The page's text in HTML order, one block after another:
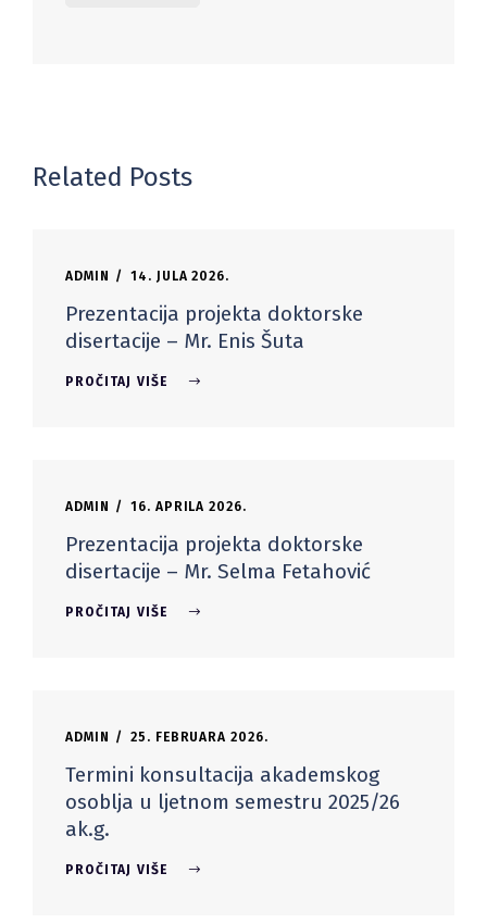
Related Posts
ADMIN 14. JULA 2026.
Prezentacija projekta doktorske
disertacije – Mr. Enis Šuta
PROČITAJ VIŠE
ADMIN 16. APRILA 2026.
Prezentacija projekta doktorske
disertacije – Mr. Selma Fetahović
PROČITAJ VIŠE
ADMIN 25. FEBRUARA 2026.
Termini konsultacija akademskog
osoblja u ljetnom semestru 2025/26
ak.g.
PROČITAJ VIŠE